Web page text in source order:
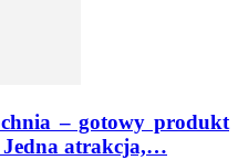
– gotowy produkt
atrakcja,…